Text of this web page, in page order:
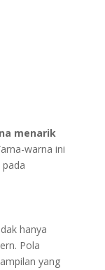
menarik
warna ini
hanya
Pola
yang